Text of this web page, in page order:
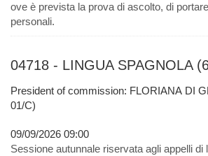
ove è prevista la prova di ascolto, di
personali.
04718 - LINGUA SPAGNOLA
President of commission: FLORIANA DI
01/C)
09/09/2026 09:00
Sessione autunnale riservata agli appelli di